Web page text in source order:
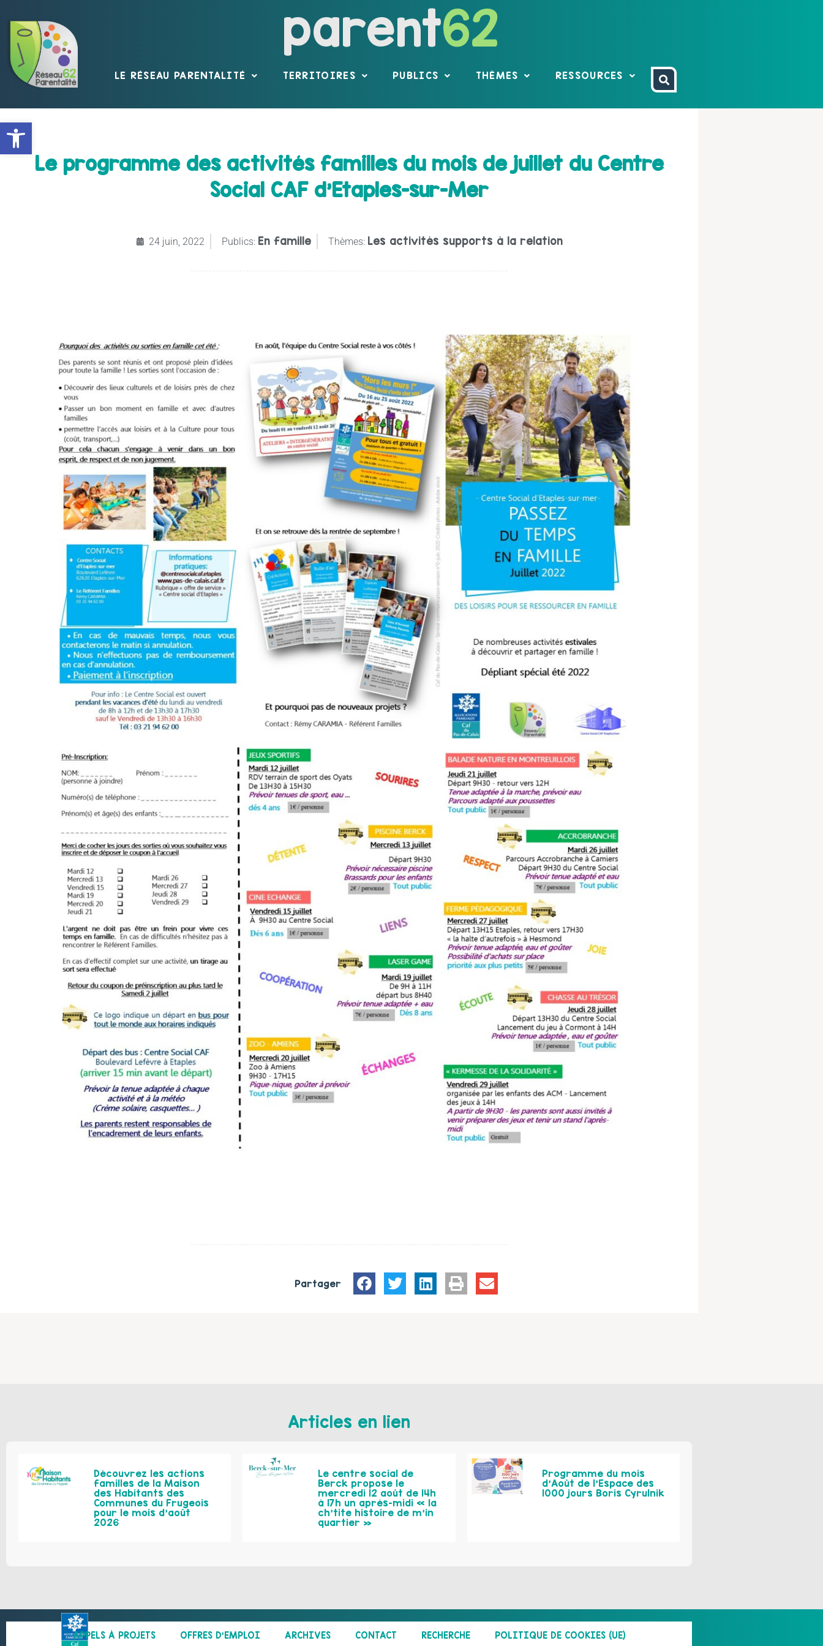
Ouvrir la barre d’outils
parent62
LE RÉSEAU PARENTALITÉ TERRITOIRES PUBLICS THÈMES RESSOURCES
Le programme des activités familles du mois de juillet du Centre
Social CAF d’Etaples-sur-Mer
24 juin, 2022 Publics: En famille Thèmes: Les activités supports à la relation
Partager
Articles en lien
Découvrez les actions
familles de la Maison
des Habitants des
Communes du Frugeois
pour le mois d’août
2026
Le centre social de
Berck propose le
mercredi 12 août de 14h
à 17h un après-midi « la
ch’tite histoire de m’in
quartier »
Programme du mois
d’Août de l’Espace des
1000 jours Boris Cyrulnik
APPELS À PROJETS OFFRES D’EMPLOI ARCHIVES CONTACT RECHERCHE POLITIQUE DE COOKIES (UE)